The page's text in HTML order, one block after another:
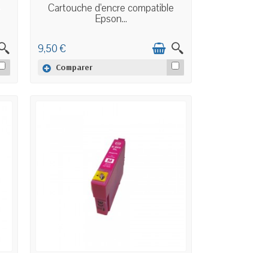
EN STOCK
Cartouche d'encre compatible
Epson...
9,50 €
Comparer